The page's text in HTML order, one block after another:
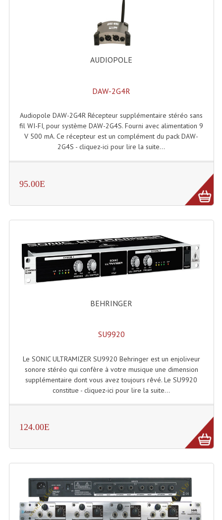
Angles Structure SC150
Angles Structure SD250
Angles Trio Steel Acier
Cercle Monotube
Cercle Struct Carrée 290
Grill Auto-Porté
Monotubes Et Angles 50mm
Pendrillon Et Ossature
Praticable Et Accessoires
Structure Echelle 290 Asd
Structure Et Angles Quatro Deco
Flight-Case (s) Et Accessoires
Flight Case Plasma Et Écran LCD
AUDIOPOLE
DAW-2G4R
Audiopole DAW-2G4R Récepteur supplémentaire stéréo sans
fil WI-FI, pour système DAW-2G4S. Fourni avec alimentation 9
V 500 mA. Ce récepteur est un complément du pack DAW-
2G4S - cliquez-ici pour lire la suite...
95.00E
BEHRINGER
SU9920
Le SONIC ULTRAMIZER SU9920 Behringer est un enjoliveur
sonore stéréo qui confère à votre musique une dimension
supplémentaire dont vous avez toujours rêvé. Le SU9920
constitue - cliquez-ici pour lire la suite...
124.00E